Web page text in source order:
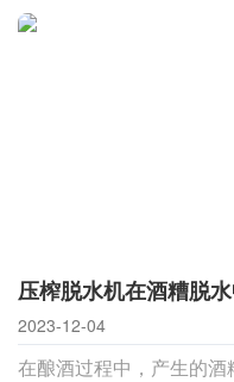
以及适用范围。一、螺旋
压榨脱水机在酒糟脱
2023-12-04
在酿酒过程中，产生的